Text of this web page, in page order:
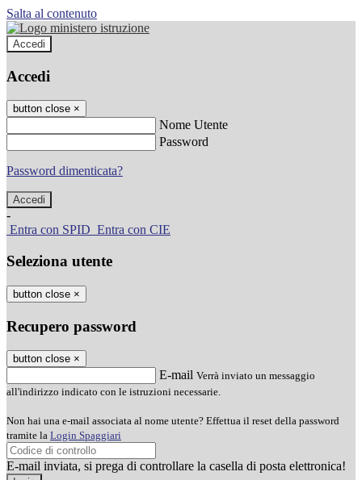
Salta al contenuto
Accedi
Accedi
button close ×
Nome Utente
Password
Password dimenticata?
-
Entra con SPID Entra con CIE
Seleziona utente
button close ×
Recupero password
button close ×
E-mail Verrà inviato un messaggio
all'indirizzo indicato con le istruzioni necessarie.
Non hai una e-mail associata al nome utente? Effettua il reset della password
tramite la Login Spaggiari
E-mail inviata, si prega di controllare la casella di posta elettronica!